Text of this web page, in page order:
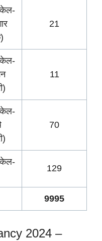
21
11
70
129
9995
2024 –